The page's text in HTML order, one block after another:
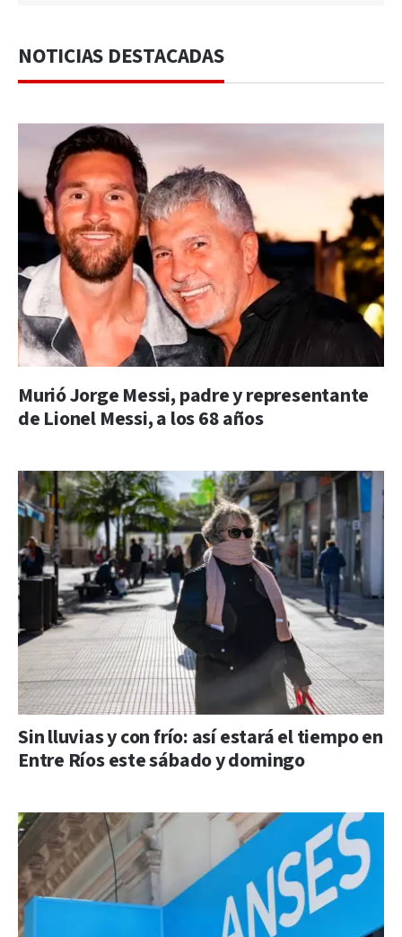
NOTICIAS DESTACADAS
Murió Jorge Messi, padre y representante
de Lionel Messi, a los 68 años
Sin lluvias y con frío: así estará el tiempo en
Entre Ríos este sábado y domingo